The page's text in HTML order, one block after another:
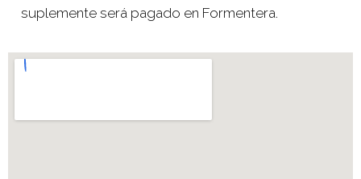
suplemente será pagado en Formentera.